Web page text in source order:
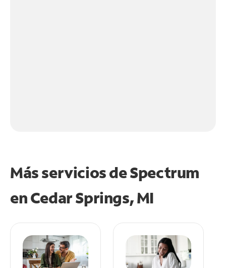
Más servicios de Spectrum
enCedar Springs, MI